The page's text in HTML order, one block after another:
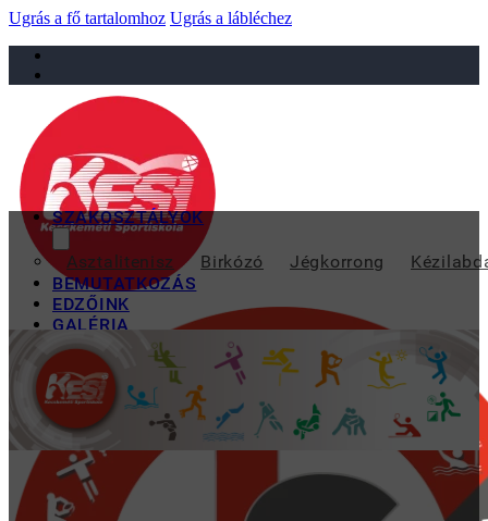
Ugrás a fő tartalomhoz Ugrás a lábléchez
sportiskola@juniorsportkft.hu
SZAKOSZTÁLYOK
Asztalitenisz Birkózó Jégkorrong
BEMUTATKOZÁS
EDZŐINK
GALÉRIA
TAO
KAPCSOLAT